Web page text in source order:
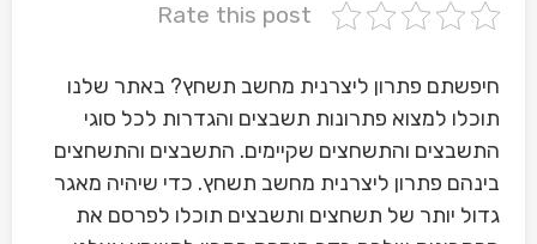
Rate this post
חיפשתם פתרון ליצרנית מחשב תשחץ? באתר שלנו
תוכלו למצוא פתרונות תשבצים והגדרות לכל סוגי
התשבצים והתשחצים שקיימים. התשבצים והתשחצים
בינהם פתרון ליצרנית מחשב תשחץ. כדי שיהיה מאגר
גדול יותר של תשחצים ותשבצים תוכלו לפרסם את